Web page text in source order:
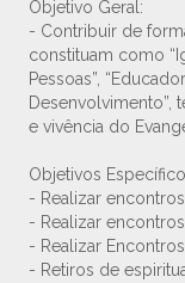
Objetivo Geral:
- Contribuir de
constituam como
Pessoas”,
Desenvolvimento”,
e vivência do
Objetivos
- Realizar encontros
- Realizar
- Realizar
- Retiros de